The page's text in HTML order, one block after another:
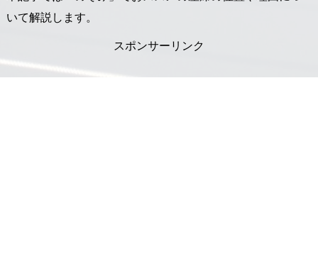
いて解説します。
スポンサーリンク